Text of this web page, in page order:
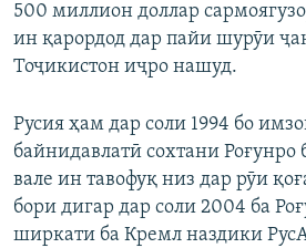
500 миллион доллар
ин қарордод дар пайи шурӯи
Тоҷикистон иҷро нашуд.
Русия ҳам дар соли 1994 бо
байнидавлатӣ сохтани Роғунро
вале ин тавофуқ низ дар рӯи
бори дигар дар соли 2004 ба
ширкати ба Кремл наздики